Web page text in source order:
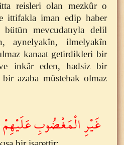
reisleri olan mezkûr o
ittifakla iman edip haber
mevcudatıyla delil
aynelyakîn, ilmelyakîn
kanaat getirdikleri bir
ve inkâr eden, hadsiz bir
azaba müstehak olmaz
غَيْرِ الْمَغْضُوبِ عَلَيْهِمْ